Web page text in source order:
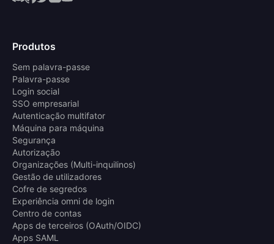
Produtos
Sem palavra-passe
Palavra-passe
Login social
SSO empresarial
Autenticação multifator
Máquina para máquina
Segurança
Autorização
Organizações (Multi-inquilinos)
Gestão de utilizadores
Cofre de segredos
Experiência omni de login
Centro de contas
Apps de terceiros (OAuth/OIDC)
Apps SAML